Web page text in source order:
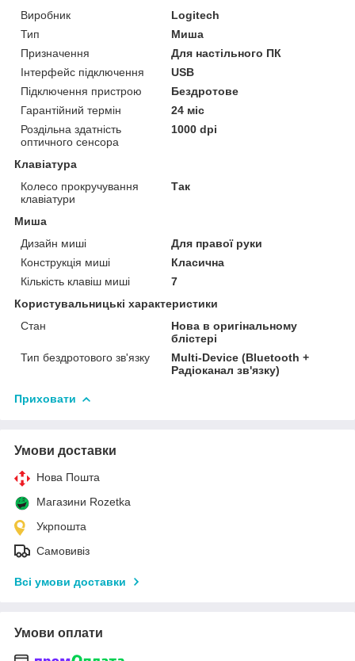
Виробник
Logitech
Тип
Миша
Призначення
Для настільного ПК
Інтерфейс підключення
USB
Підключення пристрою
Бездротове
Гарантійний термін
24 міс
Роздільна здатність
оптичного сенсора
1000 dpi
Клавіатура
Колесо прокручування
клавіатури
Так
Миша
Дизайн миші
Для правої руки
Конструкція миші
Класична
Кількість клавіш миші
7
Користувальницькі характеристики
Стан
Нова в оригінальному
блістері
Тип бездротового зв'язку
Multi-Device (Bluetooth +
Радіоканал зв'язку)
Приховати
Умови доставки
Нова Пошта
Магазини Rozetka
Укрпошта
Самовивіз
Всі умови доставки
Умови оплати